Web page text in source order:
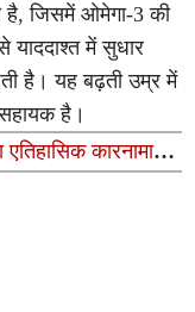
है, जिसमें ओमेगा-3 की
में सुधार
है। यह बढ़ती उम्र में
सहायक है।
कारनामा
सचिन तेंदुलकर का भी